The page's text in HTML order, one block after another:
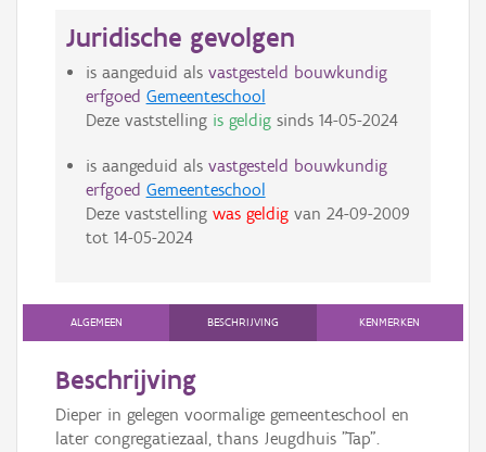
Juridische gevolgen
is aangeduid als vastgesteld bouwkundig
erfgoed Gemeenteschool
Deze vaststelling is geldigsinds 14-05-2024
is aangeduid als vastgesteld bouwkundig
erfgoed Gemeenteschool
Deze vaststelling was geldigvan 24-09-2009
tot 14-05-2024
ALGEMEEN BESCHRIJVING KENMERKEN
Beschrijving
Dieper in gelegen voormalige gemeenteschool en
later congregatiezaal, thans Jeugdhuis "Tap".